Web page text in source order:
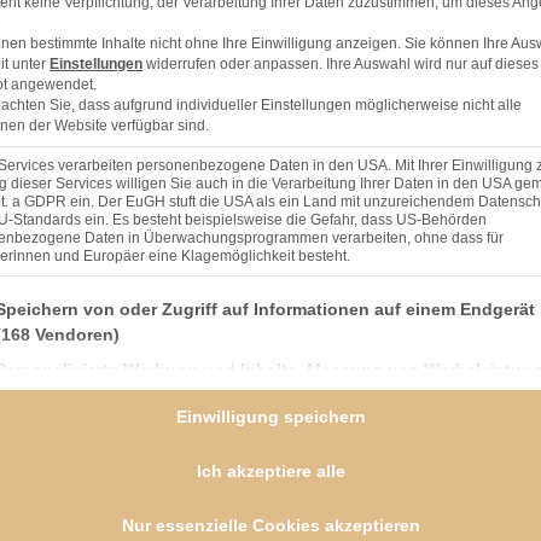
dann mit den restlichen trockenen
und miteinander mischen.
bestimmte Inhalte nicht ohne Ihre Einwilligung anzeigen. Sie können Ihre
unter Einstellungen widerrufen oder anpassen. Ihre Auswahl wird nur auf dieses
angewendet.
Sie, dass aufgrund individueller Einstellungen möglicherweise nicht alle
der Website verfügbar sind.
verarbeiten personenbezogene Daten in den USA. Mit Ihrer Einwilligung
dieser Services willigen Sie auch in die Verarbeitung Ihrer Daten in den USA
a GDPR ein. Der EuGH stuft die USA als ein Land mit unzureichendem
Standards ein. Es besteht beispielsweise die Gefahr, dass US-Behörden
Daten in Überwachungsprogrammen verarbeiten, ohne dass für
und Europäer eine Klagemöglichkeit besteht.
finden Sie eine Liste der Zwecke des IAB Transparency and Consent Framework
von oder Zugriff auf Informationen auf einem Endgerät
Vendoren)
Werbung und Inhalte, Messung von
Performance von Inhalten, Zielgruppenforschung sowie
Entwicklung und Verbesserung von Angeboten
Verwendung genauer Standortdaten (59 Vendoren)
Geräte anhand von aktiv angeforderten Informationen
Einwilligung speichern
Ich akzeptiere alle
Nur essenzielle Cookies akzeptieren